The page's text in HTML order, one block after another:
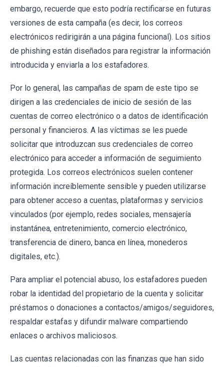
embargo, recuerde que esto podría rectificarse en futuras
versiones de esta campaña (es decir, los correos
electrónicos redirigirán a una página funcional). Los sitios
de phishing están diseñados para registrar la información
introducida y enviarla a los estafadores.
Por lo general, las campañas de spam de este tipo se
dirigen a las credenciales de inicio de sesión de las
cuentas de correo electrónico o a datos de identificación
personal y financieros. A las víctimas se les puede
solicitar que introduzcan sus credenciales de correo
electrónico para acceder a información de seguimiento
protegida. Los correos electrónicos suelen contener
información increíblemente sensible y pueden utilizarse
para obtener acceso a cuentas, plataformas y servicios
vinculados (por ejemplo, redes sociales, mensajería
instantánea, entretenimiento, comercio electrónico,
transferencia de dinero, banca en línea, monederos
digitales, etc.).
Para ampliar el potencial abuso, los estafadores pueden
robar la identidad del propietario de la cuenta y solicitar
préstamos o donaciones a contactos/amigos/seguidores,
respaldar estafas y difundir malware compartiendo
enlaces o archivos maliciosos.
Las cuentas relacionadas con las finanzas que han sido